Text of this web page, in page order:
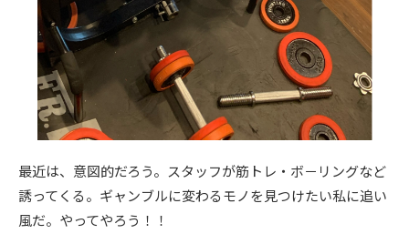
最近は、意図的だろう。スタッフが筋トレ・ボ－リングなど
誘ってくる。ギャンブルに変わるモノを見つけたい私に追い
風だ。やってやろう！！